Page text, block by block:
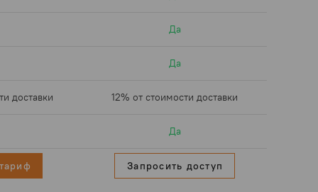
Да
Да
доставки 12% от стоимости доставки
Да
Запросить доступ